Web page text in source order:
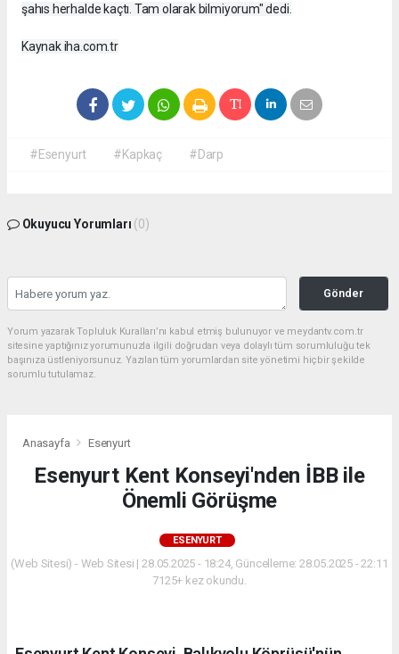
şahıs herhalde kaçtı. Tam olarak bilmiyorum" dedi.
Kaynak iha.com.tr
#Esenyurt #Kapkaç #Darp
Okuyucu Yorumları (0)
Gönder
Yorum yazarak Topluluk Kuralları’nı kabul etmiş bulunuyor ve meydantv.com.tr
sitesine yaptığınız yorumunuzla ilgili doğrudan veya dolaylı tüm sorumluluğu tek
başınıza üstleniyorsunuz. Yazılan tüm yorumlardan site yönetimi hiçbir şekilde
sorumlu tutulamaz.
Anasayfa Esenyurt
Esenyurt Kent Konseyi'nden İBB ile
Önemli Görüşme
ESENYURT
(Web Sitesi) - Web Sitesi | 28.05.2025 - 18:24, Güncelleme: 28.05.2025 - 22:11
7125+ kez okundu.